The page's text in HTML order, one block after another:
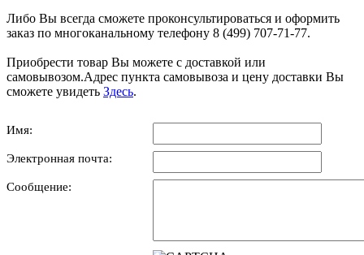
Либо Вы всегда сможете проконсультироваться и оформить
заказ по многоканальному телефону 8 (499) 707-71-77.
Приобрести товар Вы можете с доставкой или
самовывозом.Адрес пункта самовывоза и цену доставки Вы
сможете увидеть Здесь.
Имя:
Электронная почта:
Сообщение: